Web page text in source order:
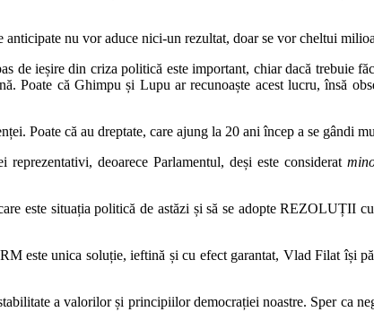
nu vor aduce nici-un rezultat, doar se vor cheltui
ieșire din criza politică este important, chiar dacă trebuie
Poate că Ghimpu și Lupu ar recunoaște acest lucru, însă
Poate că au dreptate, care ajung la 20 ani încep a se gândi
deoarece Parlamentul, deși este considerat
situația politică de astăzi și să se adopte REZOLUȚII
este unica soluție, ieftină și cu efect garantat, Vlad Filat își
a valorilor și principiilor democrației noastre. Sper ca